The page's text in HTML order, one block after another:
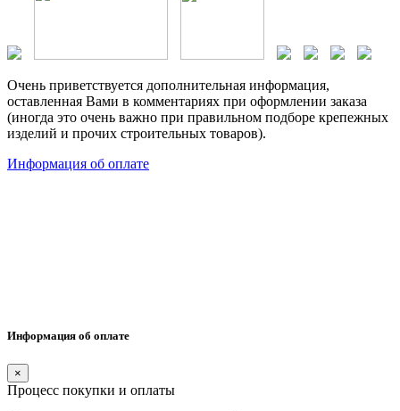
Очень приветствуется дополнительная информация,
оставленная Вами в комментариях при оформлении заказа
(иногда это очень важно при правильном подборе крепежных
изделий и прочих строительных товаров).
Информация об оплате
Информация об оплате
×
Процесс покупки и оплаты